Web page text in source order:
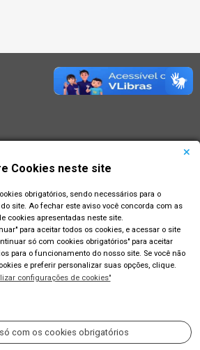
Cookies neste site
obrigatórios, sendo necessários para o
site. Ao fechar este aviso você concorda com as
cookies apresentadas neste site.
para aceitar todos os cookies, e acessar o site
só com cookies obrigatórios" para aceitar
para o funcionamento do nosso site. Se você não
e preferir personalizar suas opções, clique.
configurações de cookies"
com os cookies obrigatórios
Rio Grande
Fernandes Moreira - Centro - Rio